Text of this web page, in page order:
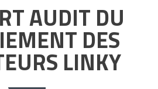
AUDIT DU
DES
LINKY